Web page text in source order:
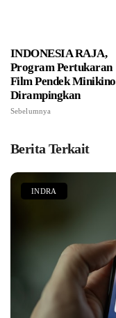
INDONESIA RAJA,
Program Pertukaran
Film Pendek Minikino
Dirampingkan
Sebelumnya
Berita Terkait
INDRA